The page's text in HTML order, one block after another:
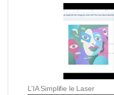
L’IA Simplifie le Laser